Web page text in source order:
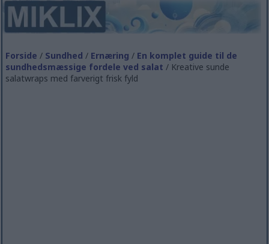
Forside / Sundhed / Ernæring / En komplet guide til de
sundhedsmæssige fordele ved salat / Kreative sunde
salatwraps med farverigt frisk fyld